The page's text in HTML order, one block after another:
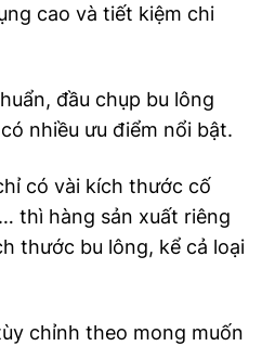
cao và tiết kiệm chi
đầu chụp bu lông
nhiều ưu điểm nổi bật.
có vài kích thước cố
thì hàng sản xuất riêng
thước bu lông, kể cả loại
chỉnh theo mong muốn